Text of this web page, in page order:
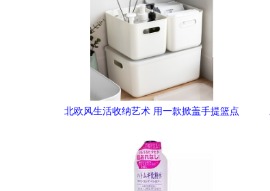
北欧风生活收纳艺术 用一款掀盖手提篮点